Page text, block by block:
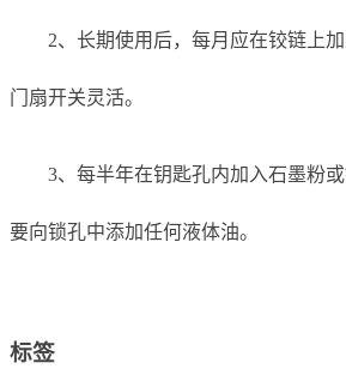
2、长期使用后，每月应在铰链上
门扇开关灵活。
3、每半年在钥匙孔内加入石墨粉
要向锁孔中添加任何液体油。
标签